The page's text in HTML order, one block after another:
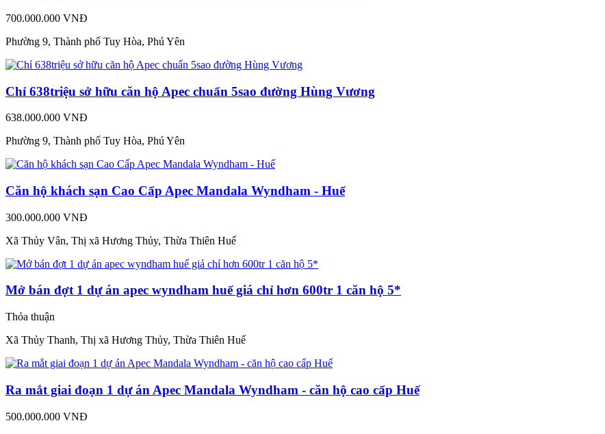
700.000.000 VNĐ
Phường 9, Thành phố Tuy Hòa, Phú Yên
Chỉ 638triệu sở hữu căn hộ Apec chuẩn 5sao đường Hùng Vương
638.000.000 VNĐ
Phường 9, Thành phố Tuy Hòa, Phú Yên
Căn hộ khách sạn Cao Cấp Apec Mandala Wyndham - Huế
300.000.000 VNĐ
Xã Thủy Vân, Thị xã Hương Thủy, Thừa Thiên Huế
Mở bán đợt 1 dự án apec wyndham huế giá chỉ hơn 600tr 1 căn hộ 5*
Thỏa thuận
Xã Thủy Thanh, Thị xã Hương Thủy, Thừa Thiên Huế
Ra mắt giai đoạn 1 dự án Apec Mandala Wyndham - căn hộ cao cấp Huế
500.000.000 VNĐ